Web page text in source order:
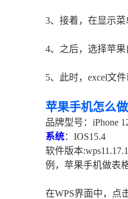
3、接着，在显示菜
4、之后，选择苹果
5、此时，excel文
苹果手机怎么
品牌型号：iPhone
系统：IOS15.4
软件版本
例，苹果手机做表
在WPS界面中，点